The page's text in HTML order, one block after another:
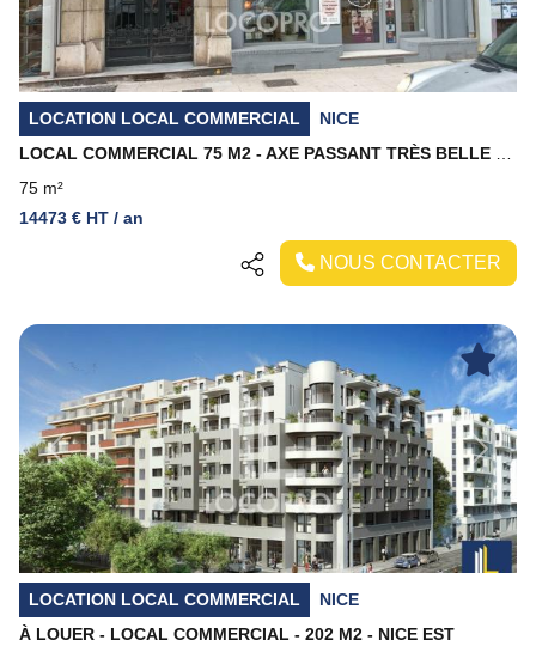
LOCATION LOCAL COMMERCIAL
NICE
75 m²
14473 € HT / an
NOUS CONTACTER
Previous Next
LOCATION LOCAL COMMERCIAL
NICE
À LOUER - LOCAL COMMERCIAL - 202 M2 - NICE EST